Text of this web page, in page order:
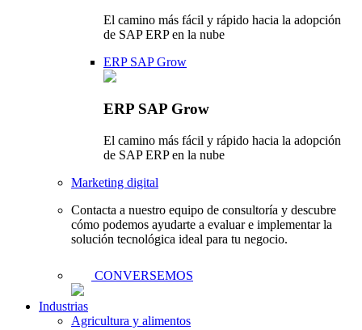
El camino más fácil y rápido hacia la adopción
de SAP ERP en la nube
ERP SAP Grow
ERP SAP Grow
El camino más fácil y rápido hacia la adopción
de SAP ERP en la nube
Marketing digital
Contacta a nuestro equipo de consultoría y descubre
cómo podemos ayudarte a evaluar e implementar la
solución tecnológica ideal para tu negocio.
CONVERSEMOS
Industrias
Agricultura y alimentos